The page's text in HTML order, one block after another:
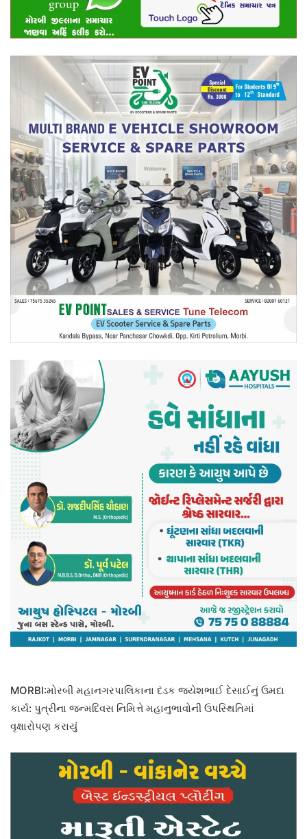
MORBI:મોરબી મહાનગરપાલિકાના દંડક જયેશભાઈ દેસાઈનું ઉમદા
કાર્ય: પુત્રીના જન્મદિવસ નિમિત્તે મહાનુભાવોની ઉપસ્થિતિમાં
વૃક્ષારોપણ કરાયું